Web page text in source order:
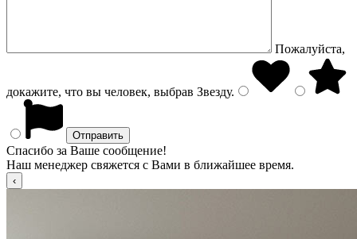
Пожалуйста,
докажите, что вы человек, выбрав Звезду.
Спасибо за Ваше сообщение!
Наш менеджер свяжется с Вами в ближайшее время.